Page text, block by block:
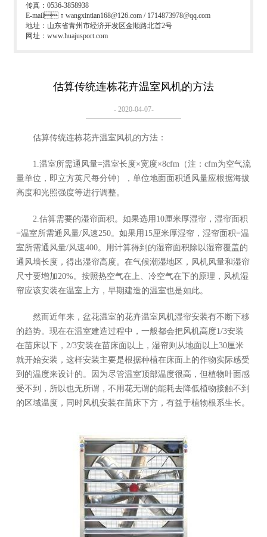
传真：0536-3858938
E-mail：wangxintian168@126.com / 1714873978@qq.com
地址：山东省青州市经济开发区金顺路北首2号
网址：www.huajusport.com
估算传统连栋花卉温室风机的方法
- 2020-04-07-
估算传统连栋花卉温室风机的方法：
1.温室所需通风量=温室长度×宽度×8cfm（注：cfm为空气流
量单位，即立方英尺每分钟），单位地面面积通风量应根据海拔
高度和光照强度等进行调整。
2.估算需要的湿帘面积。如果选用10厘米厚湿帘，湿帘面积
=温室所需通风量/风速250。如果用15厘米厚湿帘，湿帘面积=温
室所需通风量/风速400。用计算得到的湿帘面积除以湿帘覆盖的
通风墙长度，得出湿帘高度。在气候潮湿地区，风机风量和湿帘
尺寸要增加20%。按照热空气在上、冷空气在下的原理，风机湿
帘应该安装在温室上方，早期建造的温室也是如此。
然而近年来，盆花温室的花卉温室风机湿帘安装有不断下移
的趋势。现在在温室建造过程中，一般都会把风机高度1/3安装
在苗床以下，2/3安装在苗床面以上，湿帘则从地面以上30厘米
就开始安装，这样安装主要是根据种植在床面上的作物实际感受
到的温度来设计的。因为尽管温室顶部温度很高，但植物叶面感
受不到，所以也无所谓，不用花无谓的能耗去降低植物接触不到
的区域温度，同时风机安装在苗床下方，有益于植物根系生长。